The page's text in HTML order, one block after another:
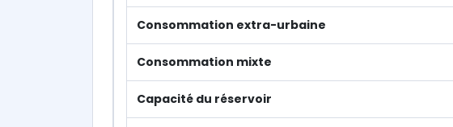
Consommation extra-urbaine
Consommation mixte
Capacité du réservoir